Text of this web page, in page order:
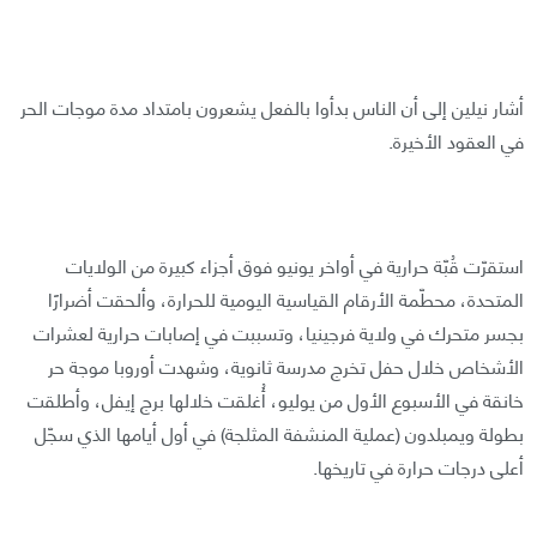
أشار نيلين إلى أن الناس بدأوا بالفعل يشعرون بامتداد مدة موجات الحر
في العقود الأخيرة.
استقرّت قُبّة حرارية في أواخر يونيو فوق أجزاء كبيرة من الولايات
المتحدة، محطّمة الأرقام القياسية اليومية للحرارة، وألحقت أضرارًا
بجسر متحرك في ولاية فرجينيا، وتسببت في إصابات حرارية لعشرات
الأشخاص خلال حفل تخرج مدرسة ثانوية، وشهدت أوروبا موجة حر
خانقة في الأسبوع الأول من يوليو، أُغلقت خلالها برج إيفل، وأطلقت
بطولة ويمبلدون (عملية المنشفة المثلجة) في أول أيامها الذي سجّل
أعلى درجات حرارة في تاريخها.